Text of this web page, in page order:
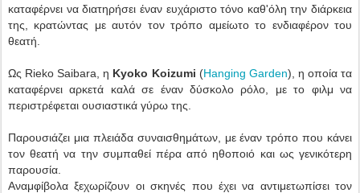
καταφέρνει να διατηρήσει έναν ευχάριστο τόνο καθ'όλη την διάρκεια
της, κρατώντας με αυτόν τον τρόπο αμείωτο το ενδιαφέρον του
θεατή.
Ως Rieko Saibara, η Kyoko Koizumi (Hanging Garden) , η οποία τα
καταφέρνει αρκετά καλά σε έναν δύσκολο ρόλο, με το φιλμ να
περιστρέφεται ουσιαστικά γύρω της.
Παρουσιάζει μια πλειάδα συναισθημάτων, με έναν τρόπο που κάνει
τον θεατή να την συμπαθεί πέρα από ηθοποιό και ως γενικότερη
παρουσία.
Αναμφίβολα ξεχωρίζουν οι σκηνές που έχει να αντιμετωπίσει τον